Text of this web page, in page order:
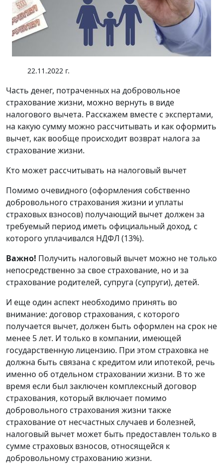
22.11.2022 г.
Часть денег, потраченных на добровольное
страхование жизни, можно вернуть в виде
налогового вычета. Расскажем вместе с экспертами,
на какую сумму можно рассчитывать и как оформить
вычет, как вообще происходит возврат налога за
страхование жизни.
Кто может рассчитывать на налоговый вычет
Помимо очевидного (оформления собственно
добровольного страхования жизни и уплаты
страховых взносов) получающий вычет должен за
требуемый период иметь официальный доход, с
которого уплачивался НДФЛ (13%).
Важно! Получить налоговый вычет можно не только
непосредственно за свое страхование, но и за
страхование родителей, супруга (супруги), детей.
И еще один аспект необходимо принять во
внимание: договор страхования, с которого
получается вычет, должен быть оформлен на срок не
менее 5 лет. И только в компании, имеющей
государственную лицензию. При этом страховка не
должна быть связана с кредитом или ипотекой, речь
именно об отдельном страховании жизни. В то же
время если был заключен комплексный договор
страхования, который включает помимо
добровольного страхования жизни также
страхование от несчастных случаев и болезней,
налоговый вычет может быть предоставлен только в
сумме страховых взносов, относящейся к
добровольному страхованию жизни.